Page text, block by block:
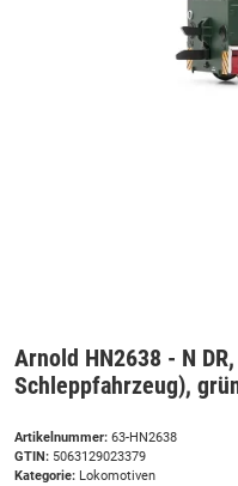
Arnold HN2638 - N
Schleppfahrzeug),
Artikelnummer: 63-HN2638
GTIN: 5063129023379
Kategorie: Lokomotiven